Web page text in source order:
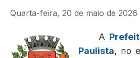
Quarta-feira, 20 de maio de 2026
A
Paulista, no